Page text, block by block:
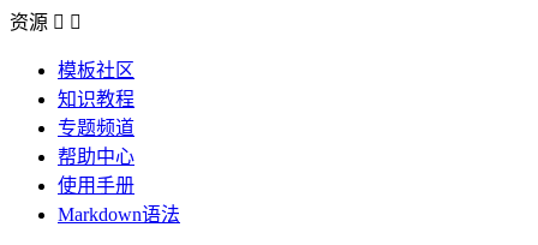
资源  
模板社区
知识教程
专题频道
帮助中心
使用手册
Markdown语法